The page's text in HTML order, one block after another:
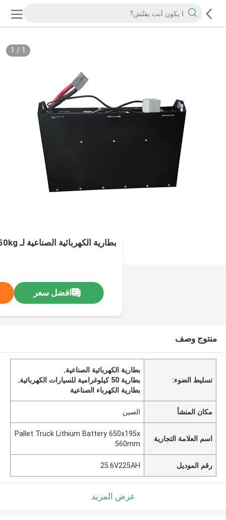
1
/
1
بطارية الكهربائية الصناعية لـ Caterpillar 50kg
افضل سعر
منتوج وصف
تسليط الضوء:
بطارية الكهربائية الصناعية,
بطارية 50 كيلوغرامية للسيارات الكهربائية
,
بطارية الكهرباء الصناعية
مكان المنشأ الصين
اسم العلامة التجارية
Pallet Truck Lithium Battery 650x195x
560mm
رقم الموديل 25.6V225AH
عرض المزيد